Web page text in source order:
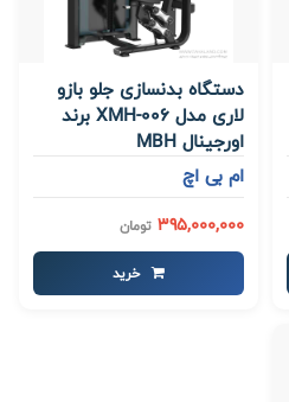
دستگاه بدنسازی جلو بازو
لاری مدل XMH-006 برند
اورجینال MBH
ام بی اچ
395,000,000 تومان
خرید